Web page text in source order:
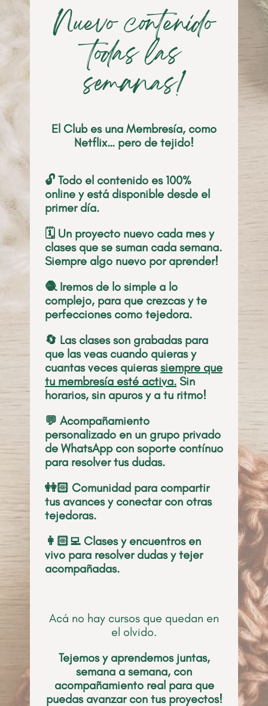
Nuevo contenido
todas las
semanas!
El Club es una Membresía, como
Netflix… pero de tejido!
🔓 Todo el contenido es 100%
online y está disponible desde el
primer día.
🗓️ Un proyecto nuevo cada mes y
clases que se suman cada semana.
Siempre algo nuevo por aprender!
🧶 Iremos de lo simple a lo
complejo, para que crezcas y te
perfecciones como tejedora.
🔄 Las clases son grabadas para
que las veas cuando quieras y
cuantas veces quierassiempre que
tu membresía esté activa. Sin
horarios, sin apuros y a tu ritmo!
💬 Acompañamiento
personalizado en un grupo privado
de WhatsApp con soporte contínuo
para resolver tus dudas.
👭🏻 Comunidad para compartir
tus avances y conectar con otras
tejedoras.
👩🏻‍💻 Clases y encuentros en
vivo para resolver dudas y tejer
acompañadas.
Acá no hay cursos que quedan en
el olvido.
Tejemos y aprendemos juntas,
semana a semana, con
acompañamiento real para que
puedas avanzar con tus proyectos!